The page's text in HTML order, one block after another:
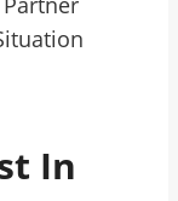
In